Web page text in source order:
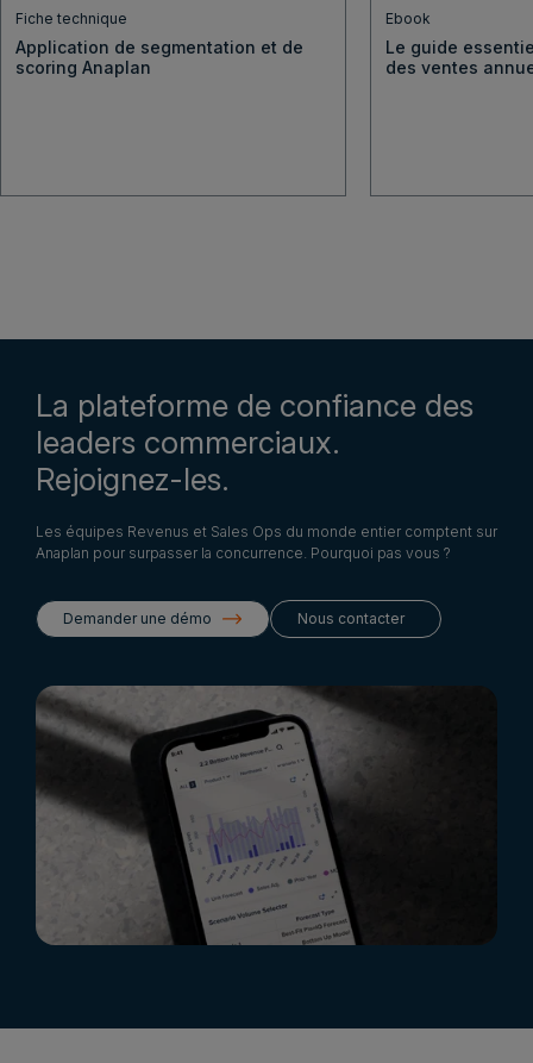
Fiche technique
Application de segmentation et de
scoring Anaplan
Ebook
Le guide
des ventes
La plateforme de confiance des
leaders commerciaux.
Rejoignez-les.
Les équipes Revenus et Sales Ops du monde entier comptent sur
Anaplan pour surpasser la concurrence. Pourquoi pas vous ?
Demander une démo Nous contacter